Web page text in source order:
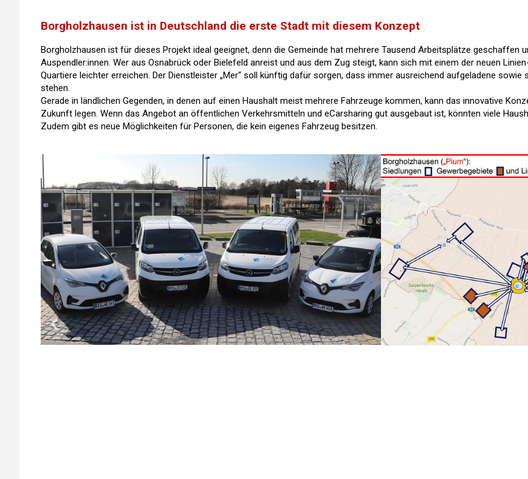
Borgholzhausen ist in Deutschland die erste Stadt mit diesem Konzept
Borgholzhausen ist für dieses Projekt ideal geeignet, denn die Gemeinde hat mehrere Tausend Arbeitsplätze geschaffen
Auspendler:innen. Wer aus Osnabrück oder Bielefeld anreist und aus dem Zug steigt, kann sich mit einem der neuen
Quartiere leichter erreichen. Der Dienstleister „Mer“ soll künftig dafür sorgen, dass immer ausreichend aufgeladene
stehen.
Gerade in ländlichen Gegenden, in denen auf einen Haushalt meist mehrere Fahrzeuge kommen, kann das innovative
Zukunft legen. Wenn das Angebot an öffentlichen Verkehrsmitteln und eCarsharing gut ausgebaut ist, könnten viele
Zudem gibt es neue Möglichkeiten für Personen, die kein eigenes Fahrzeug besitzen.